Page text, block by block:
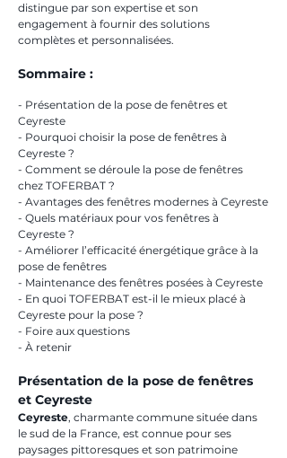
distingue par son expertise et son
engagement à fournir des solutions
complètes et personnalisées.
Sommaire :
- Présentation de la pose de fenêtres et
Ceyreste
- Pourquoi choisir la pose de fenêtres à
Ceyreste ?
- Comment se déroule la pose de fenêtres
chez TOFERBAT ?
- Avantages des fenêtres modernes à Ceyreste
- Quels matériaux pour vos fenêtres à
Ceyreste ?
- Améliorer l’efficacité énergétique grâce à la
pose de fenêtres
- Maintenance des fenêtres posées à Ceyreste
- En quoi TOFERBAT est-il le mieux placé à
Ceyreste pour la pose ?
- Foire aux questions
- À retenir
Présentation de la pose de fenêtres
et Ceyreste
Ceyreste, charmante commune située dans
le sud de la France, est connue pour ses
paysages pittoresques et son patrimoine